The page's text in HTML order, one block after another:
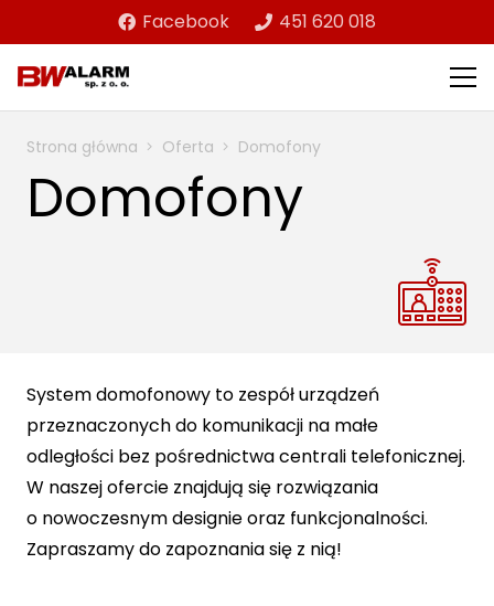
Facebook 451 620 018
Strona główna Oferta Domofony
Domofony
System domofonowy to zespół urządzeń
przeznaczonych do komunikacji na małe
odległości bez pośrednictwa centrali telefonicznej.
W naszej ofercie znajdują się rozwiązania
o nowoczesnym designie oraz funkcjonalności.
Zapraszamy do zapoznania się z nią!